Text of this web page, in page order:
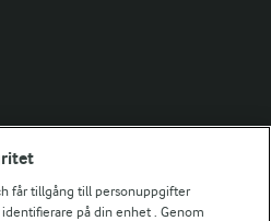
får tillgång till personuppgifter
på din enhet . Genom